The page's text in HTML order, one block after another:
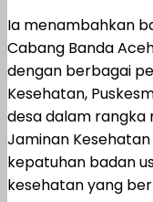
Ia menambahkan
Cabang Banda
dengan berbagai
Kesehatan,
desa dalam
Jaminan
kepatuhan badan
kesehatan yang